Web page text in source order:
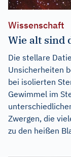
Wissenschaft
Wie alt sind
Die stellare
Unsicherheiten
bei isolierten
Gewimmel im
Zwergen, die
zu den heißen